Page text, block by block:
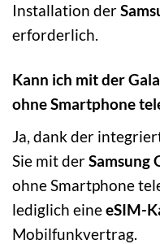
Installation der
erforderlich.
Kann ich mit der
ohne Smartphone
Ja, dank der
Sie mit derSamsung
ohne Smartphone
lediglich eineeSIM-
Mobilfunkvertrag.